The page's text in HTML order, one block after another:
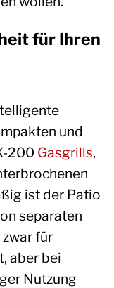
für Ihren
und
200 Gasgrills,
ist der Patio
separaten
für
aber bei
Nutzung